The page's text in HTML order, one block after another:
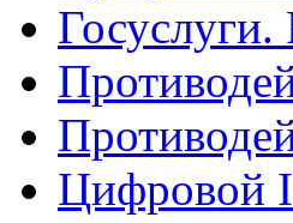
Цифровой